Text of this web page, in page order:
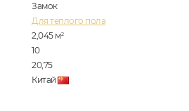
Замок
Для теплого пола
2,045 м2
10
20,75
Китай